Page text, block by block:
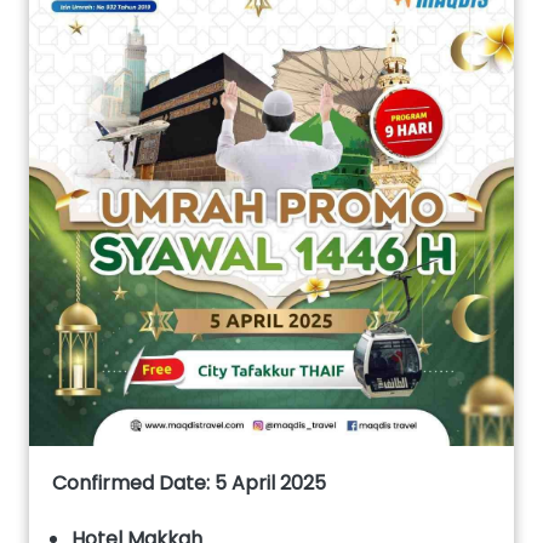
Confirmed Date: 5 April 2025